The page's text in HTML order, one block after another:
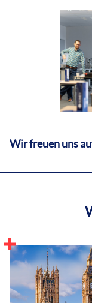
Wir freuen uns